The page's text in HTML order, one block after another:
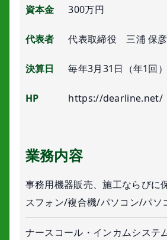
資本金 300万円
代表者 代表取締役 三浦 保彦
決算日 毎年3月31日（年1回）
HP https://dearline.net/
業務内容
事務用機器販売、施工ならびに
スフォン/複合機/パソコン/パソ
ナースコール・インカムシステ